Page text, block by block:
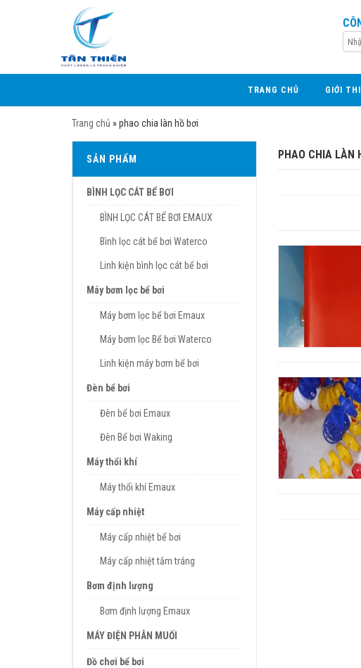
TRANG CHỦ GIỚI
Trang chủ »phao chia làn hồ bơi
SẢN PHẨM
BÌNH LỌC CÁT BỂ BƠI
BÌNH LỌC CÁT BỂ BƠI EMAUX
Bình lọc cát bể bơi Waterco
Linh kiện bình lọc cát bể bơi
Máy bơm lọc bể bơi
Máy bơm lọc bể bơi Emaux
Máy bơm lọc Bể bơi Waterco
Linh kiện máy bơm bể bơi
Đèn bể bơi
Đèn bể bơi Emaux
Đèn Bể bơi Waking
Máy thổi khí
Máy thổi khí Emaux
Máy cấp nhiệt
Máy cấp nhiệt bể bơi
Máy cấp nhiệt tắm tráng
Bơm định lượng
Bơm định lượng Emaux
MÁY ĐIỆN PHÂN MUỐI
Đồ chơi bể bơi
PHAO CHIA LÀN